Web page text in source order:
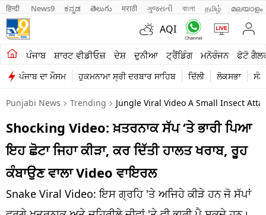
हिन्दी News9 ಕನ್ನಡ తెలుగు मराठी ગુજરાતી বাংলা தமிழ் മലയാളം
AQI
ਪੰਜਾਬ ਸ਼ਾਰਟ ਵੀਡੀਓਜ਼ ਦੇਸ਼ ਦੁਨੀਆ ਟ੍ਰੈਂਡਿੰਗ ਮਨੋਰੰਜਨ ਫੋਟੋ
ਪੰਜਾਬ ਦਾ ਮੌਸਮ ਹੁਕਮਨਾਮਾ ਸ੍ਰੀ ਦਰਬਾਰ ਸਾਹਿਬ ਦਿੱਲੀ ਲੋਕਸਭਾ
ਖੇਤੀਬਾੜੀ
ਸ਼ਾਰਟ ਵੀਡੀਓਜ਼
ਕਾਰੋਬਾਰ
ਕਰਿਅਰ
ਦੇਸ਼
Punjabi News Trending Jungle Viral Video A Small Insect
Shocking Video: ਖ਼ਤਰਨਾਕ ਸੱਪ ‘ਤੇ ਭਾਰੀ ਪਿਆ
ਇਹ ਛੋਟਾ ਜਿਹਾ ਕੀੜਾ, ਕਰ ਦਿੱਤੀ ਹਾਲਤ ਖਰਾਬ, ਰੂਹ
ਕੰਬਾਉਣ ਵਾਲਾ Video ਵਾਇਰਲ
Snake Viral Video: ਇਸ ਗ੍ਰਹਿ 'ਤੇ ਅਜਿਹੇ ਕੀੜੇ ਹਨ ਜੋ ਸੱਪਾਂ